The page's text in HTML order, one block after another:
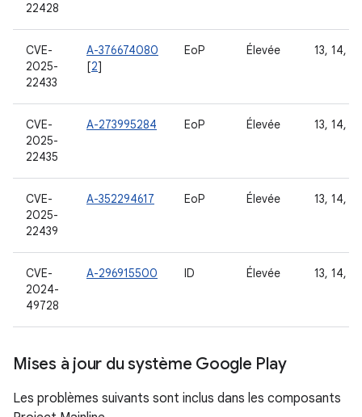
22428
CVE-
2025-
22433
A-376674080
[2]
EoP Élevée 13, 14, 15
CVE-
2025-
22435
A-273995284 EoP Élevée 13, 14, 15
CVE-
2025-
22439
A-352294617 EoP Élevée 13, 14, 15
CVE-
2024-
49728
A-296915500 ID Élevée 13, 14, 15
Mises à jour du système Google Play
Les problèmes suivants sont inclus dans les composants